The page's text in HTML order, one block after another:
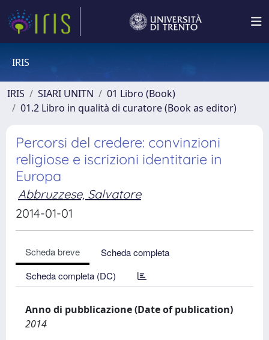
IRIS
IRIS SIARI UNITN
01 Libro (Book)
01.2 Libro in qualità di curatore (Book as editor)
Percorsi del credere: convinzioni
religiose e iscrizioni identitarie in
Europa
Abbruzzese, Salvatore
2014-01-01
Scheda breve
Scheda completa
Scheda completa (DC)
Anno di pubblicazione (Date of publication)
2014